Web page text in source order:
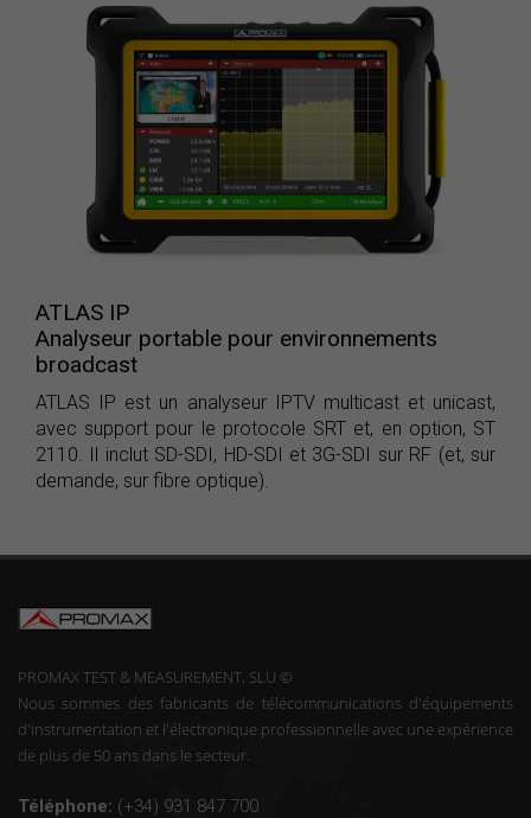
ATLAS IP
Analyseur portable pour environnements
broadcast
ATLAS IP est un analyseur IPTV multicast et unicast,
avec support pour le protocole SRT et, en option, ST
2110. Il inclut SD-SDI, HD-SDI et 3G-SDI sur RF (et, sur
demande, sur fibre optique).
PROMAX TEST & MEASUREMENT, SLU ©
Nous sommes des fabricants de télécommunications d'équipements
d'instrumentation et l'électronique professionnelle avec une expérience
de plus de 50 ans dans le secteur.
Téléphone: (+34) 931 847 700